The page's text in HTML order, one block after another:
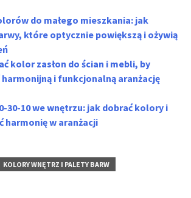
do małego mieszkania: jak
które optycznie powiększą i ożywią
kolor zasłon do ścian i mebli, by
i funkcjonalną aranżację
30-10 we wnętrzu: jak dobrać kolory i
harmonię w aranżacji
KOLORY WNĘTRZ I PALETY BARW